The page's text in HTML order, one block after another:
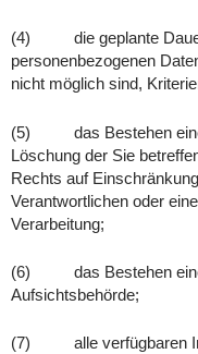
(4) die geplante Dauer
personenbezogenen
nicht möglich sind,
(5) das Bestehen
Löschung der Sie
Rechts auf
Verantwortlichen oder
Verarbeitung;
(6) das Bestehen
Aufsichtsbehörde;
(7) alle verfügbaren